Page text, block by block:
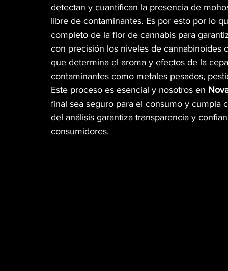
detectan y cuantifican la presencia de
libre de contaminantes. Es por esto por lo
completo de la flor de cannabis para
con precisión los niveles de cannabinoides
que determina el aroma y efectos de la
contaminantes como metales pesados,
Este proceso es esencial y nosotros en
final sea seguro para el consumo y cumpla
del análisis garantiza transparencia y
consumidores.